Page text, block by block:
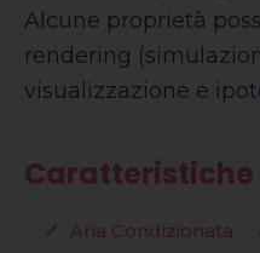
Alcune proprietà
rendering
visualizzazione e
Caratteristiche
Aria Condizionata